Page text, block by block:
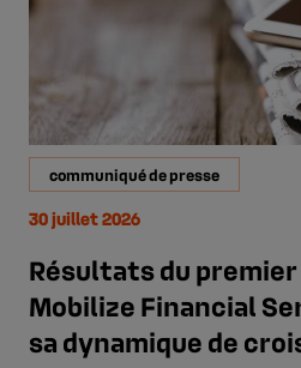
communiqué de presse
30 juillet 2026
Résultats du
Mobilize Financial
sa dynamique de